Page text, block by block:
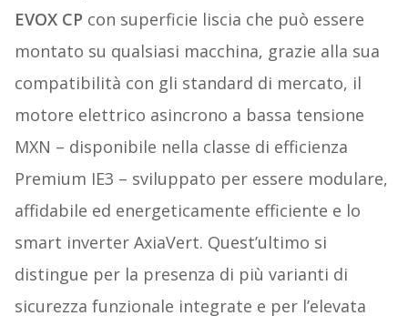
EVOX CP con superficie liscia che può essere
montato su qualsiasi macchina, grazie alla sua
compatibilità con gli standard di mercato, il
motore elettrico asincrono a bassa tensione
MXN – disponibile nella classe di efficienza
Premium IE3 – sviluppato per essere modulare,
affidabile ed energeticamente efficiente e lo
smart inverter AxiaVert. Quest’ultimo si
distingue per la presenza di più varianti di
sicurezza funzionale integrate e per l’elevata